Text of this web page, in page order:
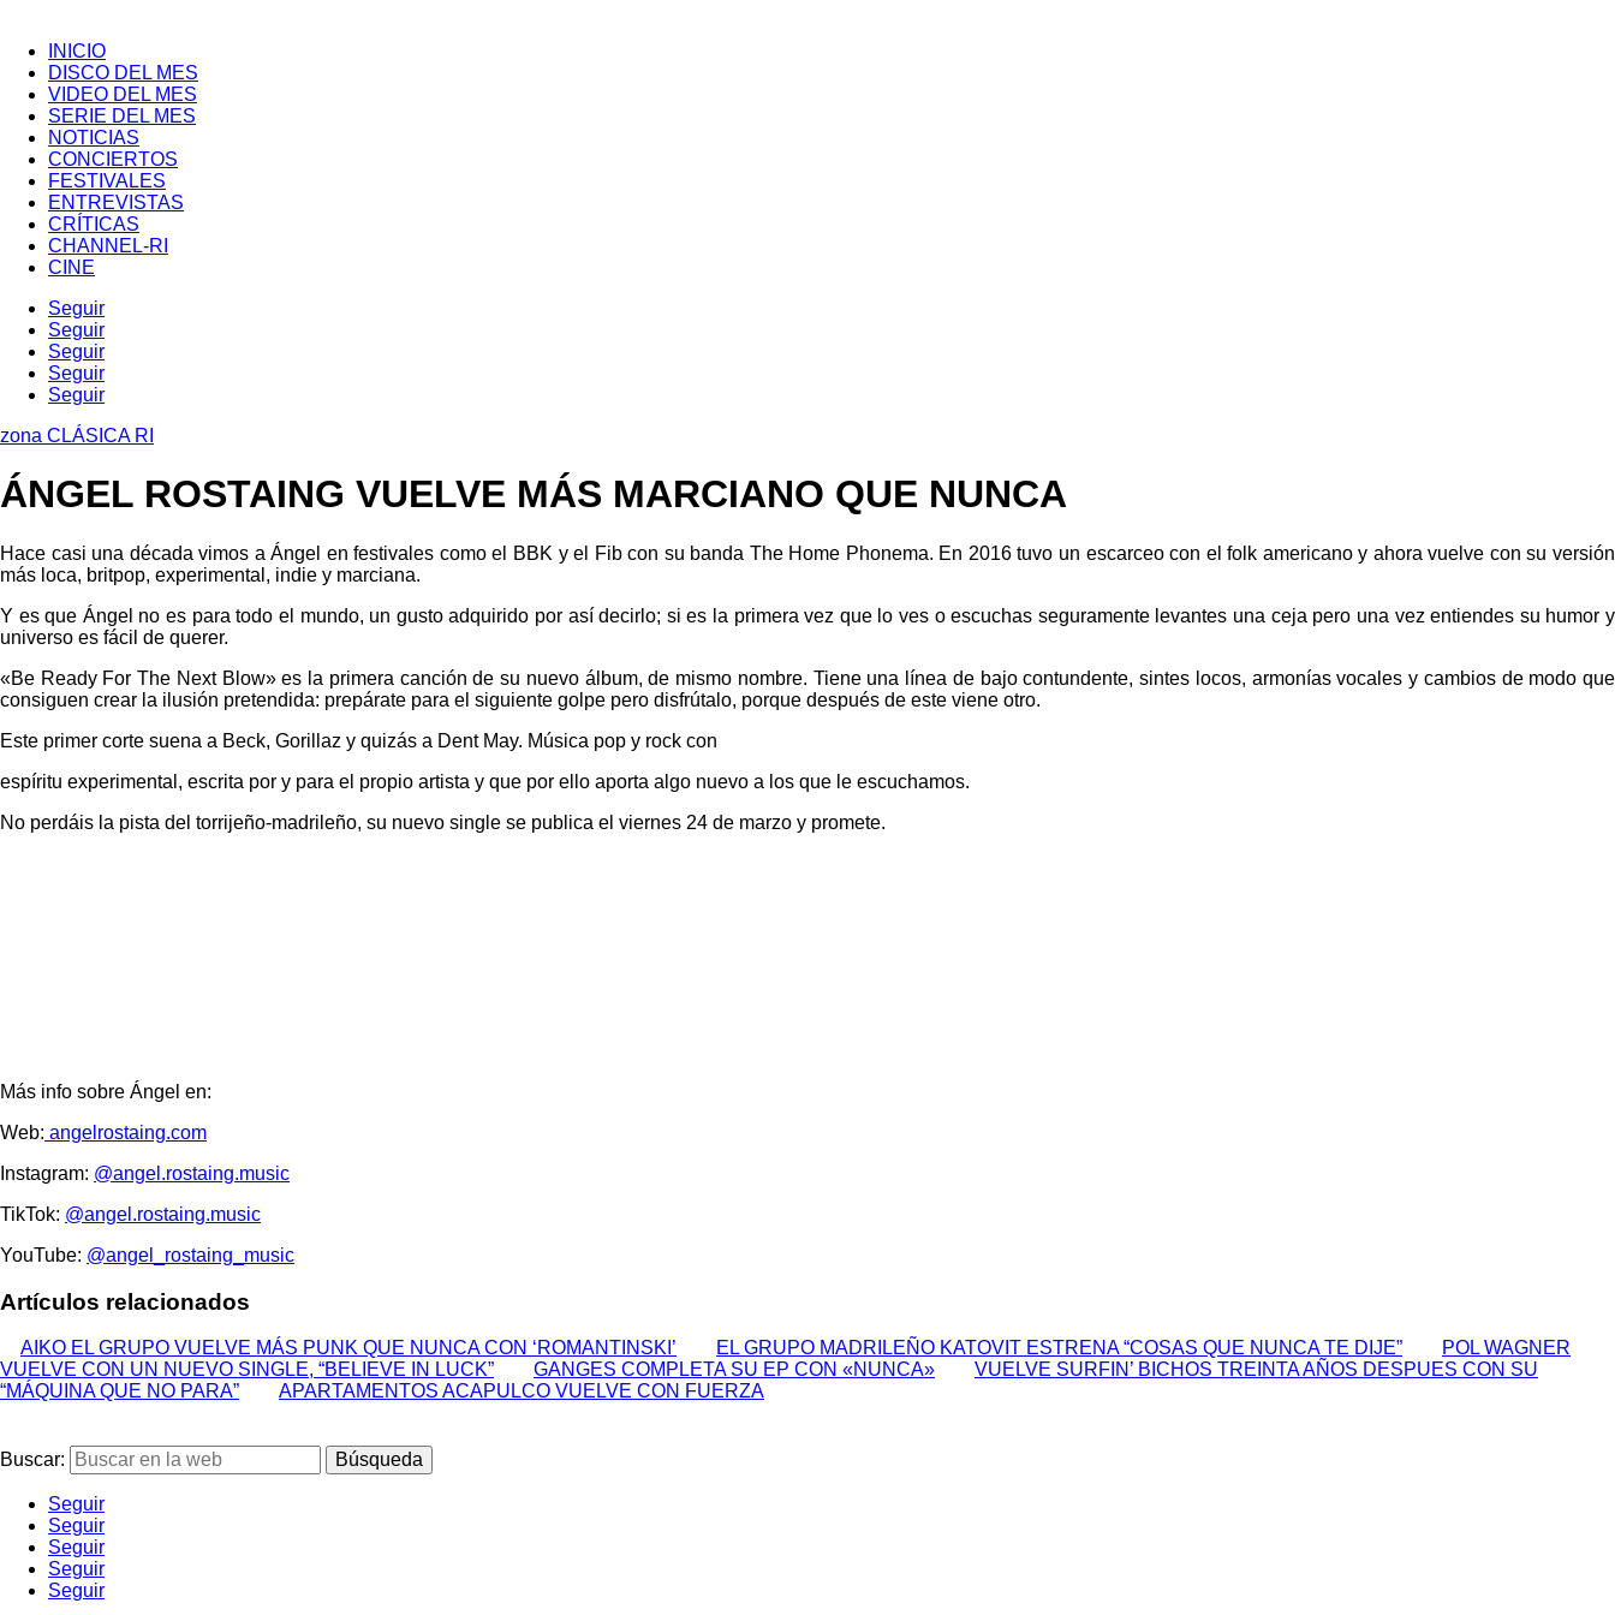
INICIO
DISCO DEL MES
VIDEO DEL MES
SERIE DEL MES
NOTICIAS
CONCIERTOS
FESTIVALES
ENTREVISTAS
CRÍTICAS
CHANNEL-RI
CINE
Seguir
Seguir
Seguir
Seguir
Seguir
zona CLÁSICA RI
ÁNGEL ROSTAING VUELVE MÁS MARCIANO QUE NUNCA
Hace casi una década vimos a Ángel en festivales como el BBK y el Fib con su banda The Home Phonema. En 2016 tuvo un escarceo con el folk americano y ahora vuelve con su versión
más loca, britpop, experimental, indie y marciana.
Y es que Ángel no es para todo el mundo, un gusto adquirido por así decirlo; si es la primera vez que lo ves o escuchas seguramente levantes una ceja pero una vez entiendes su humor y
universo es fácil de querer.
«Be Ready For The Next Blow» es la primera canción de su nuevo álbum, de mismo nombre. Tiene una línea de bajo contundente, sintes locos, armonías vocales y cambios de modo que
consiguen crear la ilusión pretendida: prepárate para el siguiente golpe pero disfrútalo, porque después de este viene otro.
Este primer corte suena a Beck, Gorillaz y quizás a Dent May. Música pop y rock con
espíritu experimental, escrita por y para el propio artista y que por ello aporta algo nuevo a los que le escuchamos.
No perdáis la pista del torrijeño-madrileño, su nuevo single se publica el viernes 24 de marzo y promete.
Más info sobre Ángel en:
Web: angelrostaing.com
Instagram: @angel.rostaing.music
TikTok: @angel.rostaing.music
YouTube: @angel_rostaing_music
Artículos relacionados
AIKO EL GRUPO VUELVE MÁS PUNK QUE NUNCA CON ‘ROMANTINSKI’ EL GRUPO MADRILEÑO KATOVIT ESTRENA “COSAS QUE NUNCA TE DIJE”
POL WAGNER
VUELVE CON UN NUEVO SINGLE, “BELIEVE IN LUCK”
GANGES COMPLETA SU EP CON «NUNCA»
VUELVE SURFIN’ BICHOS TREINTA AÑOS DESPUES CON SU
“MÁQUINA QUE NO PARA”
APARTAMENTOS ACAPULCO VUELVE CON FUERZA
Buscar:
Seguir
Seguir
Seguir
Seguir
Seguir